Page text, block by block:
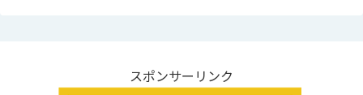
スポンサーリンク